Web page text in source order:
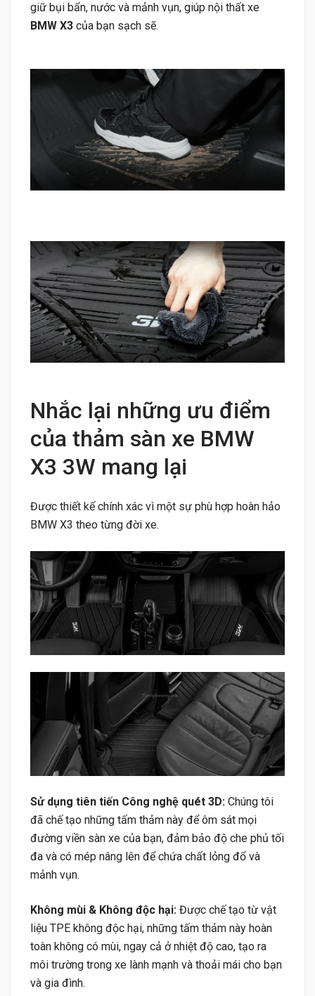
giữ bụi bẩn, nước và mảnh vụn, giúp nội thất xe
BMW X3 của bạn sạch sẽ.
Nhắc lại những ưu điểm
của thảm sàn xe BMW
X3 3W mang lại
Được thiết kế chính xác vì một sự phù hợp hoàn hảo
BMW X3 theo từng đời xe.
Sử dụng tiên tiến Công nghệ quét 3D: Chúng tôi
đã chế tạo những tấm thảm này để ôm sát mọi
đường viền sàn xe của bạn, đảm bảo độ che phủ tối
đa và có mép nâng lên để chứa chất lỏng đổ và
mảnh vụn.
Không mùi & Không độc hại: Được chế tạo từ vật
liệu TPE không độc hại, những tấm thảm này hoàn
toàn không có mùi, ngay cả ở nhiệt độ cao, tạo ra
môi trường trong xe lành mạnh và thoải mái cho bạn
và gia đình.